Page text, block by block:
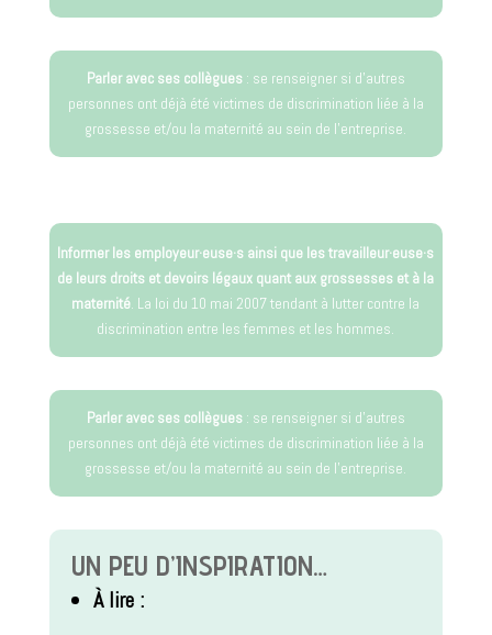
Parler avec ses collègues: se renseigner si d’autres
personnes ont déjà été victimes de discrimination liée à la
grossesse et/ou la maternité au sein de l’entreprise.
Informer les employeur·euse·s ainsi que les travailleur·euse·s
de leurs droits et devoirs légaux quant aux grossesses et à la
maternité. La loi du 10 mai 2007 tendant à lutter contre la
discrimination entre les femmes et les hommes.
Parler avec ses collègues: se renseigner si d’autres
personnes ont déjà été victimes de discrimination liée à la
grossesse et/ou la maternité au sein de l’entreprise.
UN PEU D’INSPIRATION…
À lire :